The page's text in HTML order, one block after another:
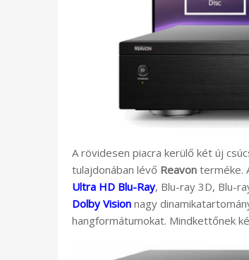
A rövidesen piacra kerülő két új
tulajdonában lévő Reavon terméke.
Ultra HD Blu-Ray, Blu-ray 3D, Blu-
Dolby Vision nagy
hangformátumokat. Mindkettőnek